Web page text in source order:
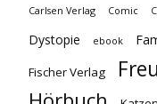
Carlsen Verlag Comic
Dystopie ebook
Fischer Verlag